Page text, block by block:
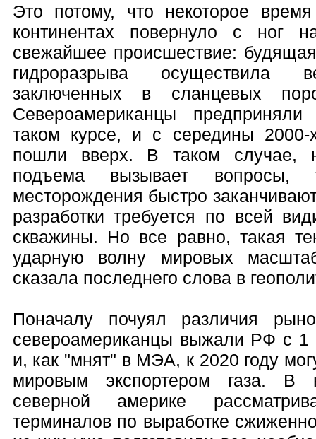
Это потому, что некоторое
континентах повернуло с ног
свежайшее происшествие:
гидроразрыва осуществила
заключенных в сланцевых
Североамериканцы
таком курсе, и с середины
пошли вверх. В таком случае,
подъема вызывает вопросы,
месторождения быстро
разработки требуется по всей
скважины. Но все равно, такая
ударную волну мировых
сказала последнего слова в
Поначалу почуял различия
североамериканцы выжали РФ с 1
и, как "мнят" в МЭА, к 2020 году
мировым экспортером газа. В
северной америке
терминалов по выработке